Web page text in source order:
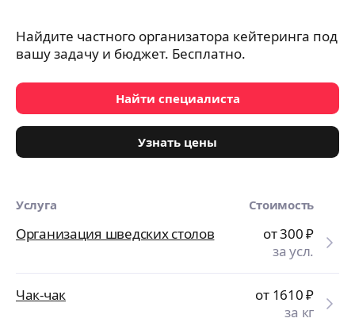
Найдите частного организатора кейтеринга под
вашу задачу и бюджет. Бесплатно.
Найти специалиста
Узнать цены
Услуга Стоимость
Организация шведских столов от 300₽
за усл.
Чак-чак от 1610₽
за кг